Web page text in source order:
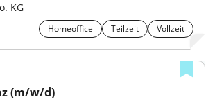
KG
Homeoffice Teilzeit Vollzeit
(m/w/d)